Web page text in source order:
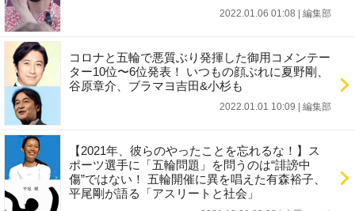
2022.01.06 01:08 編集部
コロナと五輪で悪質ぶり発揮した御用コメンテー
ター10位〜6位発表！ いつもの顔ぶれに夏野剛、
谷原章介、ブラマヨ吉田&小杉も
2022.01.01 10:09 編集部
【2021年、彼らのやったことを忘れるな！】ス
ポーツ選手に「五輪問題」を問うのは“誹謗中
傷”ではない！ 五輪開催に異を唱えた有森裕子、
平尾剛が語る「アスリートと社会」